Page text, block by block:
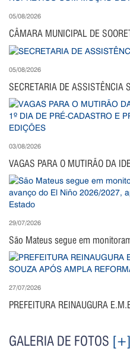
05/08/2026
CÂMARA MUNICIPAL DE
05/08/2026
SECRETARIA DE ASSISTÊNCIA
03/08/2026
VAGAS PARA O MUTIRÃO DA
29/07/2026
São Mateus segue em
27/07/2026
PREFEITURA REINAUGURA
GALERIA DE FOTOS [+]